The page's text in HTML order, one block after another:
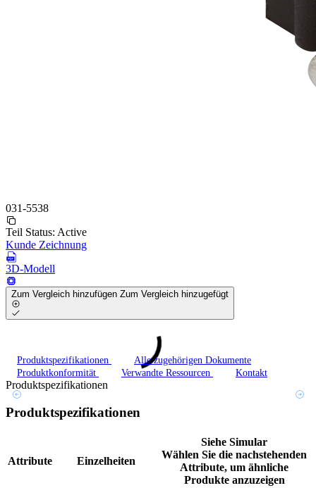
031-5538
Teil Status: Active
Kunde Zeichnung
3D-Modell
Zum Vergleich hinzufügen Zum Vergleich hinzugefügt
Produktspezifikationen
Alle zugehörigen Dokumente
Produktkonformität
Verwandte Ressourcen Kontakt
Produktspezifikationen
Produktspezifikationen
Attribute Einzelheiten
Siehe Simular
Wählen Sie die nachstehenden
Attribute, um ähnliche
Produkte anzuzeigen